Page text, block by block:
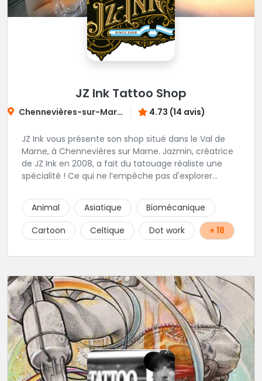
JZ Ink Tattoo Shop
Chennevières-sur-Marne 4.73 (14 avis)
JZ Ink vous présente son shop situé dans le Val de
Marne, à Chennevières sur Marne. Jazmin, créatrice
de JZ Ink en 2008, a fait du tatouage réaliste une
spécialité ! Ce qui ne l’empêche pas d'explorer
finesse dans ses traits. A ses côtés, ses acolytes Otis
& Scylla sauront donner vie a vos projets
personnalisés et s'épanouissent dans un style
mêlant japonais, cartoon et illustrations. Sur place et
sympathique !
Animal Asiatique
Biomécanique
Cartoon
Celtique Dot work + 18